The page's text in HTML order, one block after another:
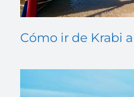
Cómo ir de Krabi